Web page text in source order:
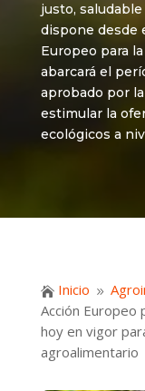
justo,
dispone desde
Europeo para
abarcará el
aprobado por
estimular la
ecológicos a
 Inicio 9
Acción Europeo
hoy en vigor
agroalimentario